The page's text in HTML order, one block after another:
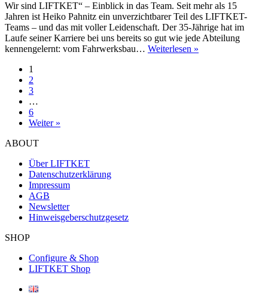
Wir sind LIFTKET“ – Einblick in das Team. Seit mehr als 15
Jahren ist Heiko Pahnitz ein unverzichtbarer Teil des LIFTKET-
Teams – und das mit voller Leidenschaft. Der 35-Jährige hat im
Laufe seiner Karriere bei uns bereits so gut wie jede Abteilung
kennengelernt: vom Fahrwerksbau… Weiterlesen »
1
2
3
…
6
Weiter »
ABOUT
Über LIFTKET
Datenschutzerklärung
Impressum
AGB
Newsletter
Hinweisgeberschutzgesetz
SHOP
Configure & Shop
LIFTKET Shop